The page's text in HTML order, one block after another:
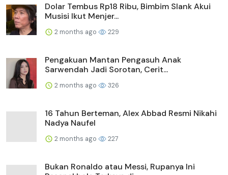
Dolar Tembus Rp18 Ribu, Bimbim Slank Akui
Musisi Ikut Menjer...
2 months ago 229
Pengakuan Mantan Pengasuh Anak
Sarwendah Jadi Sorotan, Cerit...
2 months ago 326
16 Tahun Berteman, Alex Abbad Resmi Nikahi
Nadya Naufel
2 months ago 227
Bukan Ronaldo atau Messi, Rupanya Ini